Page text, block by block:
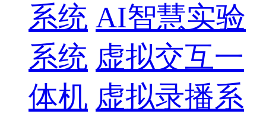
系统 AI智慧实验
系统 虚拟交互一
体机 虚拟录播系